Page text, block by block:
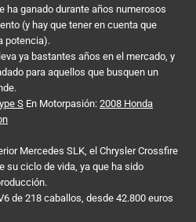
ha ganado durante años numerosos
(y hay que tener en cuenta que
potencia).
ya bastantes años en el mercado, y
para aquellos que busquen un
S En Motorpasión: 2008 Honda
Mercedes SLK, el Chrysler Crossfire
su ciclo de vida, ya que ha sido
de 218 caballos, desde 42.800 euros